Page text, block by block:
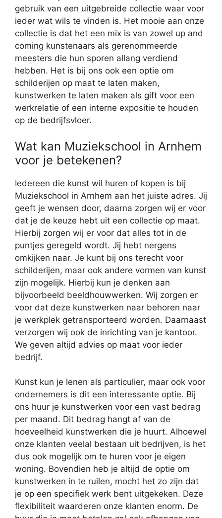
gebruik van een uitgebreide collectie waar voor
ieder wat wils te vinden is. Het mooie aan onze
collectie is dat het een mix is van zowel up and
coming kunstenaars als gerenommeerde
meesters die hun sporen allang verdiend
hebben. Het is bij ons ook een optie om
schilderijen op maat te laten maken,
kunstwerken te laten maken als gift voor een
werkrelatie of een interne expositie te houden
op de bedrijfsvloer.
Wat kan Muziekschool in Arnhem
voor je betekenen?
Iedereen die kunst wil huren of kopen is bij
Muziekschool in Arnhem aan het juiste adres. Jij
geeft je wensen door, daarna zorgen wij er voor
dat je de keuze hebt uit een collectie op maat.
Hierbij zorgen wij er voor dat alles tot in de
puntjes geregeld wordt. Jij hebt nergens
omkijken naar. Je kunt bij ons terecht voor
schilderijen, maar ook andere vormen van kunst
zijn mogelijk. Hierbij kun je denken aan
bijvoorbeeld beeldhouwwerken. Wij zorgen er
voor dat deze kunstwerken naar behoren naar
je werkplek getransporteerd worden. Daarnaast
verzorgen wij ook de inrichting van je kantoor.
We geven altijd advies op maat voor ieder
bedrijf.
Kunst kun je lenen als particulier, maar ook voor
ondernemers is dit een interessante optie. Bij
ons huur je kunstwerken voor een vast bedrag
per maand. Dit bedrag hangt af van de
hoeveelheid kunstwerken die je huurt. Alhoewel
onze klanten veelal bestaan uit bedrijven, is het
dus ook mogelijk om te huren voor je eigen
woning. Bovendien heb je altijd de optie om
kunstwerken in te ruilen, mocht het zo zijn dat
je op een specifiek werk bent uitgekeken. Deze
flexibiliteit waarderen onze klanten enorm. De